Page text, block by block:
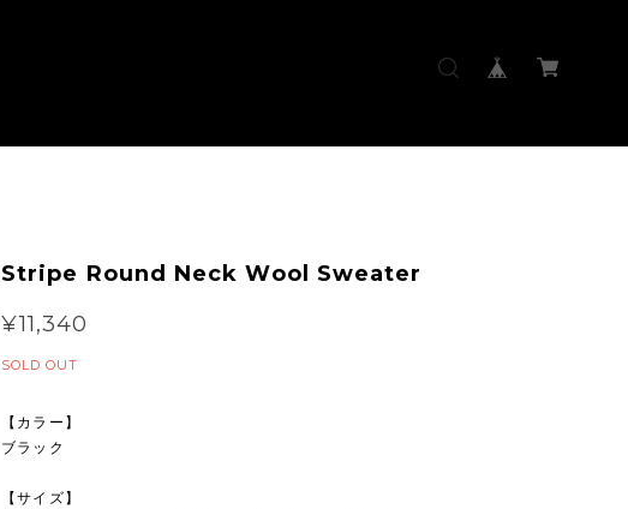
Stripe Round Neck Wool Sweater
¥11,340
SOLD OUT
【カラー】
ブラック
【サイズ】